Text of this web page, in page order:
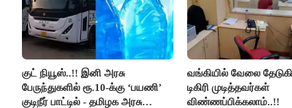
குட் நியூஸ்..!! இனி அரசு
பேருந்துகளில் ரூ.10-க்கு ‘பயணி’
குடிநீர் பாட்டில் - தமிழக அரசு
வங்கியில் வேலை
டிகிரி முடித்தவர்கள்
விண்ணப்பிக்கலாம்..!!